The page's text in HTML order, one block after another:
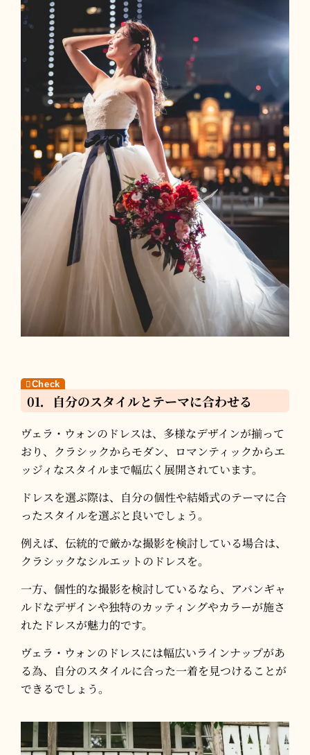
01．自分のスタイルとテーマに合わせる
ヴェラ・ウォンのドレスは、多様なデザインが揃って
おり、クラシックからモダン、ロマンティックからエ
ッジィなスタイルまで幅広く展開されています。
​ドレスを選ぶ際は、自分の個性や結婚式のテーマに合
ったスタイルを選ぶと良いでしょう。​
例えば、伝統的で厳かな撮影を検討している場合は、
クラシックなシルエットのドレスを。​
一方、個性的な撮影を検討しているなら、アバンギャ
ルドなデザインや独特のカッティングやカラーが施さ
れたドレスが魅力的です。​
ヴェラ・ウォンのドレスには幅広いラインナップがあ
る為、自分のスタイルに合った一着を見つけることが
できるでしょう。